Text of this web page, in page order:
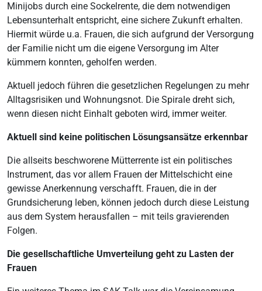
Minijobs durch eine Sockelrente, die dem notwendigen
Lebensunterhalt entspricht, eine sichere Zukunft erhalten.
Hiermit würde u.a. Frauen, die sich aufgrund der Versorgung
der Familie nicht um die eigene Versorgung im Alter
kümmern konnten, geholfen werden.
Aktuell jedoch führen die gesetzlichen Regelungen zu mehr
Alltagsrisiken und Wohnungsnot. Die Spirale dreht sich,
wenn diesen nicht Einhalt geboten wird, immer weiter.
Aktuell sind keine politischen Lösungsansätze erkennbar
Die allseits beschworene Mütterrente ist ein politisches
Instrument, das vor allem Frauen der Mittelschicht eine
gewisse Anerkennung verschafft. Frauen, die in der
Grundsicherung leben, können jedoch durch diese Leistung
aus dem System herausfallen – mit teils gravierenden
Folgen.
Die gesellschaftliche Umverteilung geht zu Lasten der
Frauen